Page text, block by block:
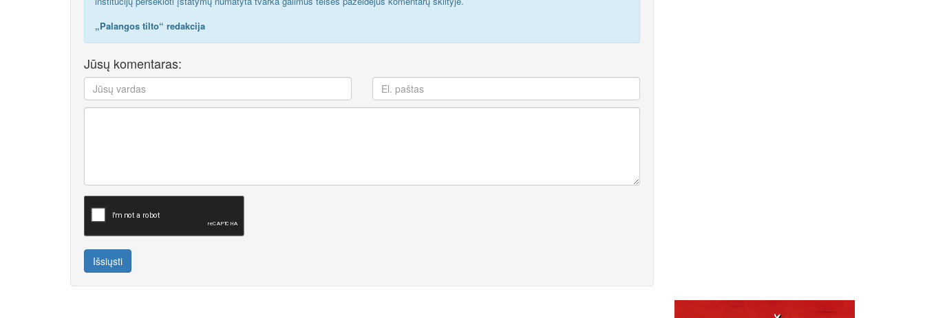
„Palangos tilto“ redakcija
Jūsų komentaras:
Išsiųsti